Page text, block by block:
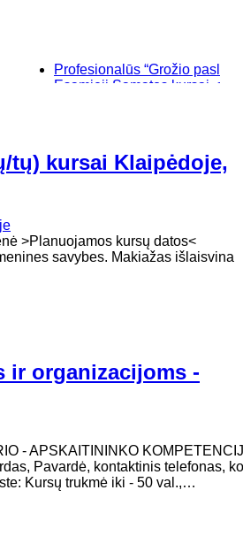
Profesionalūs “Grožio paslaptys”,
Esamieji Sąmatos kursai, su
tų) kursai Klaipėdoje,
>Planuojamos kursų
savybes. Makiažas išlaisvina
ir organizacijoms -
- APSKAITININKO
Pavardė, kontaktinis telefonas,
Kursų trukmė iki - 50 val.,…